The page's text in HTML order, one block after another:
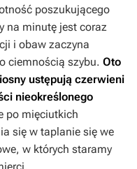
poszukującego
na minutę jest coraz
i obaw zaczyna
ciemnością szybu. Oto
ustępują czerwieni
nieokreślonego
po mięciutkich
się w taplanie się we
w których staramy